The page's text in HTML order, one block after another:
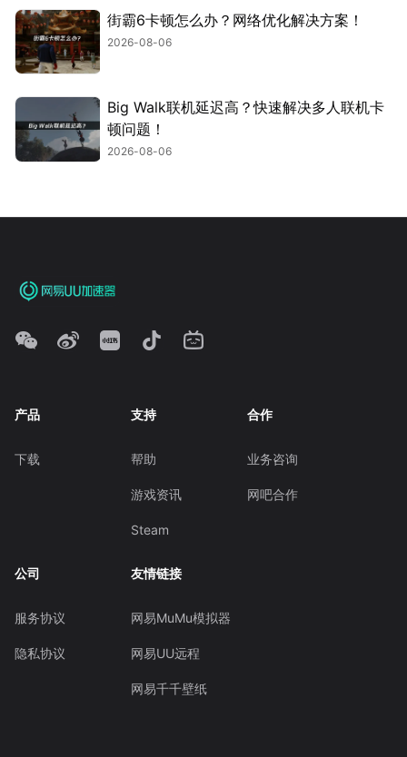
街霸6卡顿怎么办？网络优化解决方案！
2026-08-06
Big Walk联机延迟高？快速解决多人联机卡
顿问题！
2026-08-06
产品
下载
支持
帮助
游戏资讯
Steam
合作
业务咨询
网吧合作
公司
服务协议
隐私协议
友情链接
网易MuMu模拟器
网易UU远程
网易千千壁纸